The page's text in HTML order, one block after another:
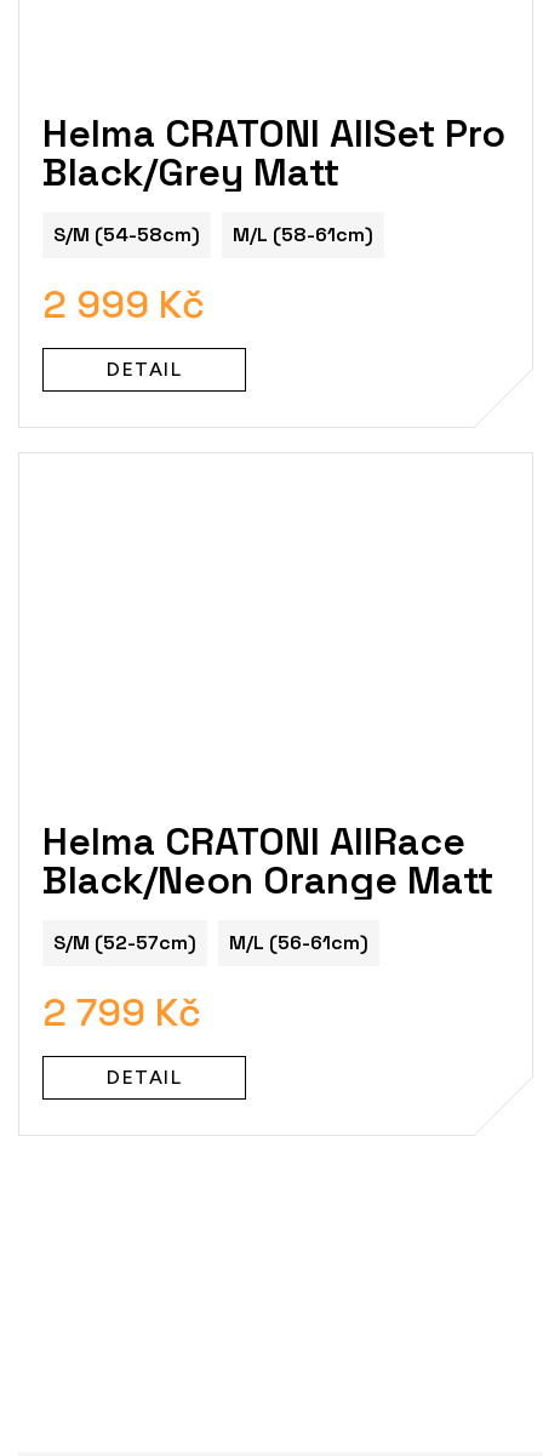
Helma CRATONI AllSet Pro
Black/Grey Matt
S/M (54-58cm) M/L (58-61cm)
2 999 Kč
DETAIL
Helma CRATONI AllRace
Black/Neon Orange Matt
S/M (52-57cm) M/L (56-61cm)
2 799 Kč
DETAIL